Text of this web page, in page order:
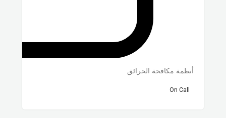
أنظمة مكافحة الحرائق
On Call